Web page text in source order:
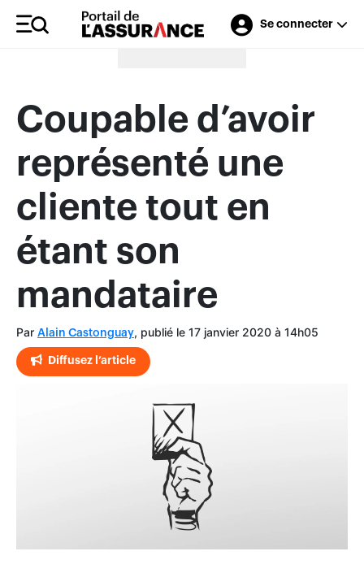
Se connecter
Merci à nos annonceurs
Coupable d’avoir
représenté une
cliente tout en
étant son
mandataire
Par Alain Castonguay, publié le 17 janvier 2020 à 14h05
Diffusez l’article